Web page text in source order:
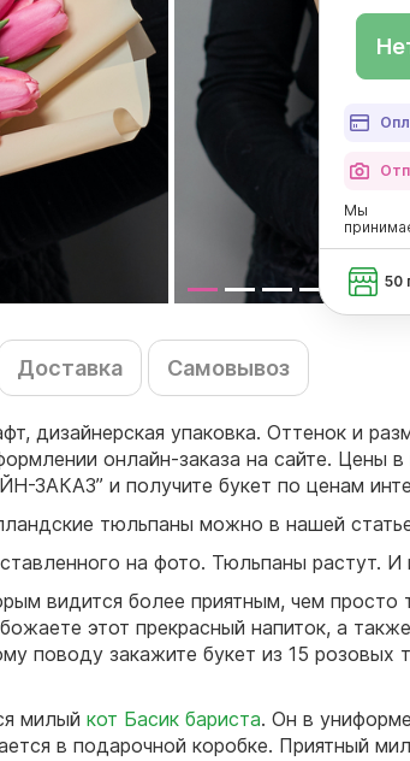
Мы
50
Доставка Самовывоз
дизайнерская упаковка. Оттенок и
онлайн-заказа на сайте. Цены
ЗАКАЗ” и получите букет по ценам
тюльпаны можно в нашей
на фото. Тюльпаны растут.
видится более приятным, чем
этот прекрасный напиток, а
поводу закажите букет из 15
милый кот Басик бариста. Он в
в подарочной коробке. Приятный